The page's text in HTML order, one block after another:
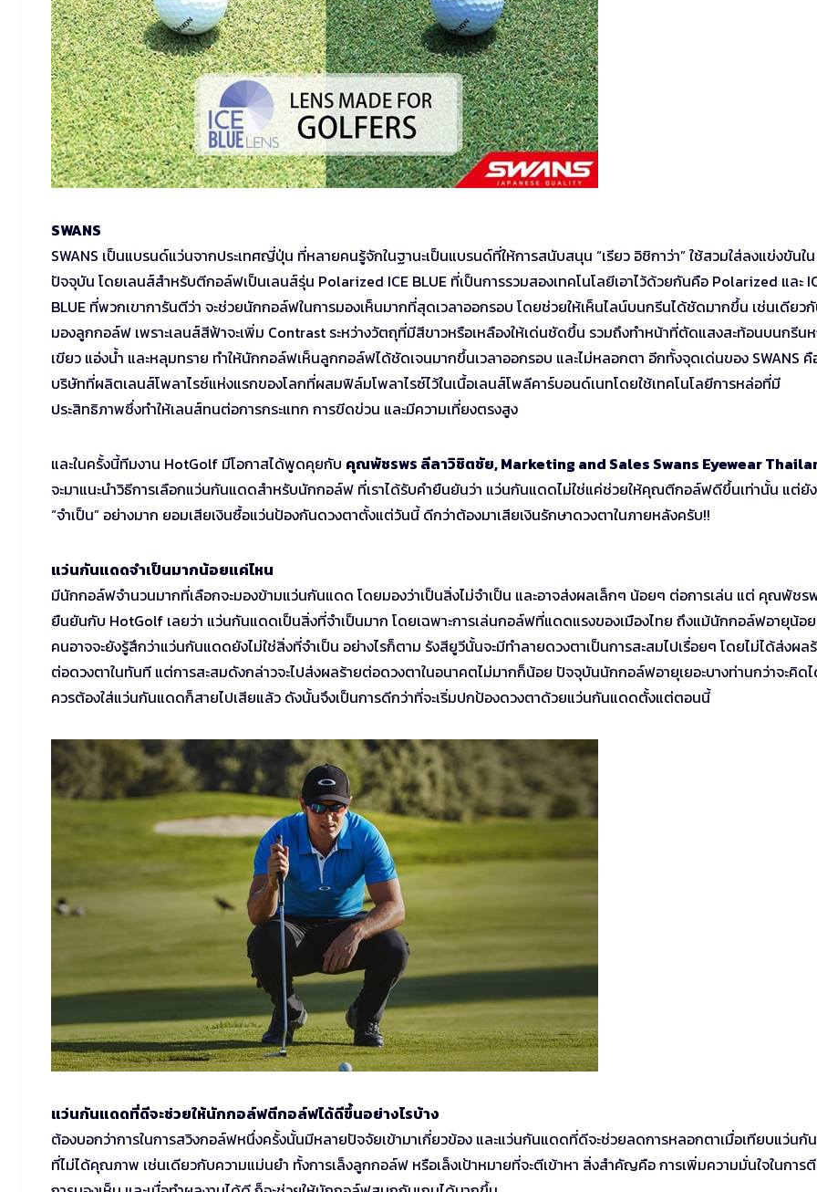
SWANS
SWANS เป็นแบรนด์แว่นจากประเทศญี่ปุ่น ที่หลายคนรู้จักในฐานะเป็นแบรนด์ที่ให้การสนับสนุน “เรียว อิชิกาว่า” ใช้สวมใส่ลงแข่งขันใน
ปัจจุบัน โดยเลนส์สำหรับตีกอล์ฟเป็นเลนส์รุ่น Polarized ICE BLUE ที่เป็นการรวมสองเทคโนโลยีเอาไว้ด้วยกันคือ Polarized และ
BLUE ที่พวกเขาการันตีว่า จะช่วยนักกอล์ฟในการมองเห็นมากที่สุดเวลาออกรอบ โดยช่วยให้เห็นไลน์บนกรีนได้ชัดมากขึ้น เช่นเดียว
มองลูกกอล์ฟ เพราะเลนส์สีฟ้าจะเพิ่ม Contrast ระหว่างวัตถุที่มีสีขาวหรือเหลืองให้เด่นชัดขึ้น รวมถึงทำหน้าที่ตัดแสงสะท้อนบนกรีน
เขียว แอ่งน้ำ และหลุมทราย ทำให้นักกอล์ฟเห็นลูกกอล์ฟได้ชัดเจนมากขึ้นเวลาออกรอบ และไม่หลอกตา อีกทั้งจุดเด่นของ SWANS คื
บริษัทที่ผลิตเลนส์โพลาไรซ์แห่งแรกของโลกที่ผสมฟิล์มโพลาไรซ์ไว้ในเนื้อเลนส์โพลีคาร์บอนด์เนทโดยใช้เทคโนโลยีการหล่อที่มี
ประสิทธิภาพซึ่งทำให้เลนส์ทนต่อการกระแทก การขีดข่วน และมีความเที่ยงตรงสูง
และในครั้งนี้ทีมงาน HotGolf มีโอกาสได้พูดคุยกับ คุณพัชรพร ลีลาวิชิตชัย, Marketing and Sales Swans Eyewear
จะมาแนะนำวิธีการเลือกแว่นกันแดดสำหรับนักกอล์ฟ ที่เราได้รับคำยืนยันว่า แว่นกันแดดไม่ใช่แค่ช่วยให้คุณตีกอล์ฟดีขึ้นเท่านั้น แต่ยัง
“จำเป็น” อย่างมาก ยอมเสียเงินซื้อแว่นป้องกันดวงตาตั้งแต่วันนี้ ดีกว่าต้องมาเสียเงินรักษาดวงตาในภายหลังครับ!!
แว่นกันแดดจำเป็นมากน้อยแค่ไหน
มีนักกอล์ฟจำนวนมากที่เลือกจะมองข้ามแว่นกันแดด โดยมองว่าเป็นสิ่งไม่จำเป็น และอาจส่งผลเล็กๆ น้อยๆ ต่อการเล่น แต่ คุณพัชร
ยืนยันกับ HotGolf เลยว่า แว่นกันแดดเป็นสิ่งที่จำเป็นมาก โดยเฉพาะการเล่นกอล์ฟที่แดดแรงของเมืองไทย ถึงแม้นักกอล์ฟอายุน้อ
คนอาจจะยังรู้สึกว่าแว่นกันแดดยังไม่ใช่สิ่งที่จำเป็น อย่างไรก็ตาม รังสียูวีนั้นจะมีทำลายดวงตาเป็นการสะสมไปเรื่อยๆ โดยไม่ได้ส่งผล
ต่อดวงตาในทันที แต่การสะสมดังกล่าวจะไปส่งผลร้ายต่อดวงตาในอนาคตไม่มากก็น้อย ปัจจุบันนักกอล์ฟอายุเยอะบางท่านกว่าจะคิดไ
ควรต้องใส่แว่นกันแดดก็สายไปเสียแล้ว ดังนั้นจึงเป็นการดีกว่าที่จะเริ่มปกป้องดวงตาด้วยแว่นกันแดดตั้งแต่ตอนนี้
แว่นกันแดดที่ดีจะช่วยให้นักกอล์ฟตีกอล์ฟได้ดีขึ้นอย่างไรบ้าง
ต้องบอกว่าการในการสวิงกอล์ฟหนึ่งครั้งนั้นมีหลายปัจจัยเข้ามาเกี่ยวข้อง และแว่นกันแดดที่ดีจะช่วยลดการหลอกตาเมื่อเทียบแว่นกั
ที่ไม่ได้คุณภาพ เช่นเดียวกับความแม่นยำ ทั้งการเล็งลูกกอล์ฟ หรือเล็งเป้าหมายที่จะตีเข้าหา สิ่งสำคัญคือ การเพิ่มความมั่นใจในการ